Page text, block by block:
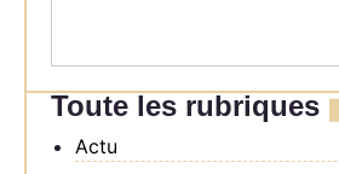
Toute les rubriques
Actu